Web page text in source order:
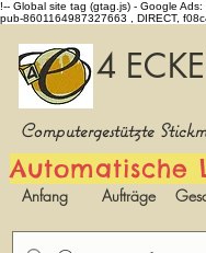
!-- Global site tag (gtag.js) - Google
pub-8601164987327663 , DIRECT,
4
Computergestützte
Automatische
Anfang Aufträge